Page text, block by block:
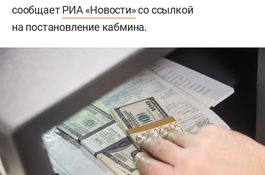
сообщаетРИА «Новости»со ссылкой
на постановление кабмина.